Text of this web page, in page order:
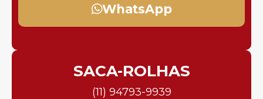
WhatsApp
SACA-ROLHAS
(11) 94793-9939